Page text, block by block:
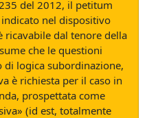
del 2012, il petitum
nel dispositivo
ricavabile dal tenore della
che le questioni
logica subordinazione,
è richiesta per il caso in
prospettata come
(id est, totalmente